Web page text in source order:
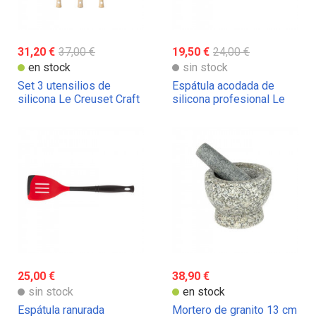
31,20 € 37,00 €
en stock
Set 3 utensilios de
silicona Le Creuset Craft
19,50 € 24,00 €
sin stock
Espátula acodada de
silicona profesional Le
25,00 €
sin stock
Espátula ranurada
38,90 €
en stock
Mortero de granito 13 cm